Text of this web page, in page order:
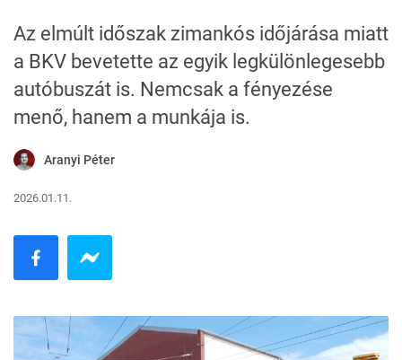
Az elmúlt időszak zimankós időjárása miatt
a BKV bevetette az egyik legkülönlegesebb
autóbuszát is. Nemcsak a fényezése
menő, hanem a munkája is.
Aranyi Péter
2026.01.11.